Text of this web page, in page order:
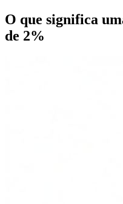
O que significa
de 2%